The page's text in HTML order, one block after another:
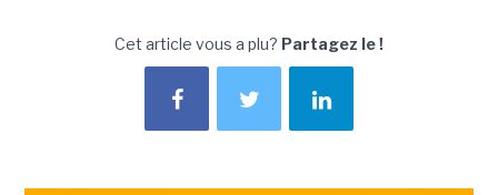
Cet article vous a plu? Partagez le !